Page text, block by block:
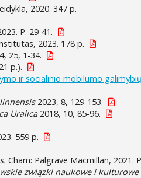
2020. 347 p.
P. 29-41.
2023. 178 p.
25, 1-34.
p.).
ir socialinio mobilumo
2023, 8, 129-153.
Uralica2018, 10, 85-96.
559 p.
Cham: Palgrave Macmillan, 2021.
związki naukowe i